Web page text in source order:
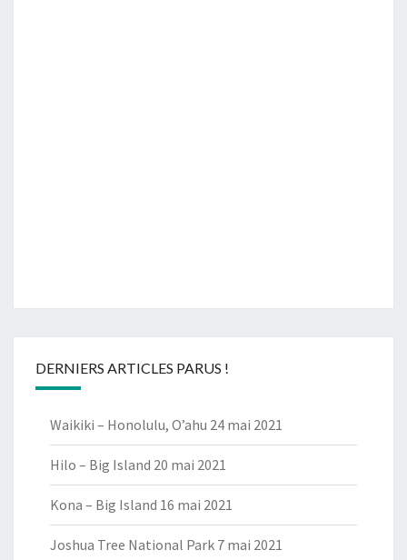
DERNIERS ARTICLES PARUS !
Waikiki – Honolulu, O’ahu 24 mai 2021
Hilo – Big Island 20 mai 2021
Kona – Big Island 16 mai 2021
Joshua Tree National Park 7 mai 2021